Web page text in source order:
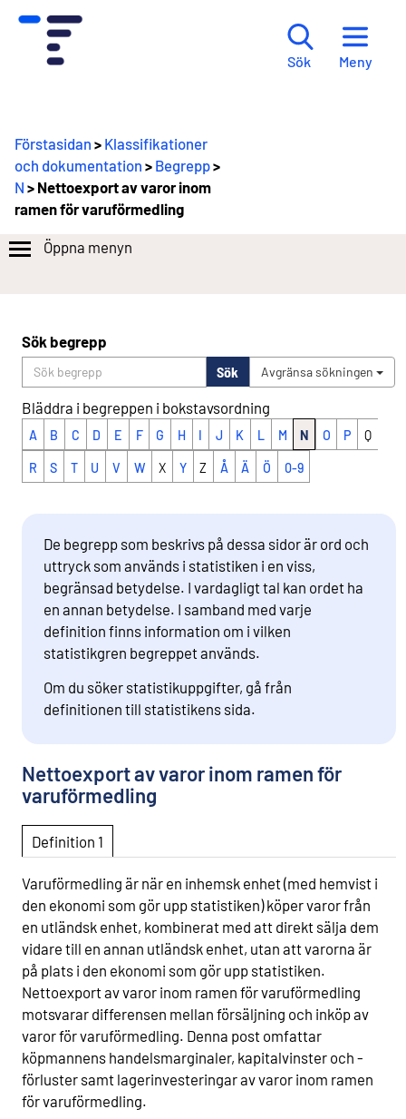
Sök Meny
Förstasidan > Klassifikationer
och dokumentation > Begrepp>
N > Nettoexport av varor inom
ramen för varuförmedling
Öppna menyn
Sök begrepp
Sök Avgränsa sökningen
Bläddra i begreppen i bokstavsordning
A B C D E F G H I J K L M N O P Q
R S T U V W X Y Z Å Ä Ö 0-9
De begrepp som beskrivs på dessa sidor är ord och
uttryck som används i statistiken i en viss,
begränsad betydelse. I vardagligt tal kan ordet ha
en annan betydelse. I samband med varje
definition finns information om i vilken
statistikgren begreppet används.
Om du söker statistikuppgifter, gå från
definitionen till statistikens sida.
Nettoexport av varor inom ramen för
varuförmedling
Definition 1
Varuförmedling är när en inhemsk enhet (med hemvist i
den ekonomi som gör upp statistiken) köper varor från
en utländsk enhet, kombinerat med att direkt sälja dem
vidare till en annan utländsk enhet, utan att varorna är
på plats i den ekonomi som gör upp statistiken.
Nettoexport av varor inom ramen för varuförmedling
motsvarar differensen mellan försäljning och inköp av
varor för varuförmedling. Denna post omfattar
köpmannens handelsmarginaler, kapitalvinster och -
förluster samt lagerinvesteringar av varor inom ramen
för varuförmedling.